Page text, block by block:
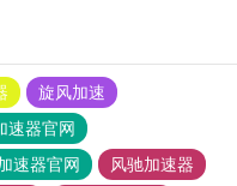
旋风加速
速器官网
速器官网
风驰加速器